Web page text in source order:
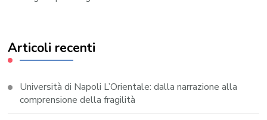
Articoli recenti
Università di Napoli L’Orientale: dalla narrazione alla
comprensione della fragilità